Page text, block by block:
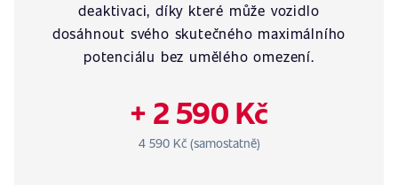
deaktivaci, díky které může vozidlo
dosáhnout svého skutečného maximálního
potenciálu bez umělého omezení.
+ 2 590 Kč
4 590 Kč (samostatně)